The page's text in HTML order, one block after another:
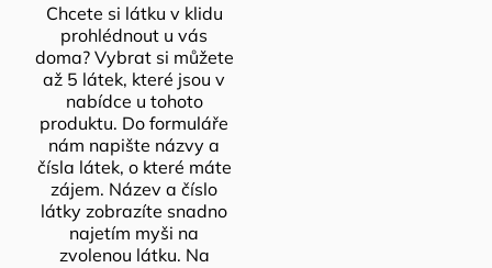
Chcete si látku v klidu
prohlédnout u vás
doma? Vybrat si můžete
až 5 látek, které jsou v
nabídce u tohoto
produktu. Do formuláře
nám napište názvy a
čísla látek, o které máte
zájem. Název a číslo
látky zobrazíte snadno
najetím myši na
zvolenou látku. Na